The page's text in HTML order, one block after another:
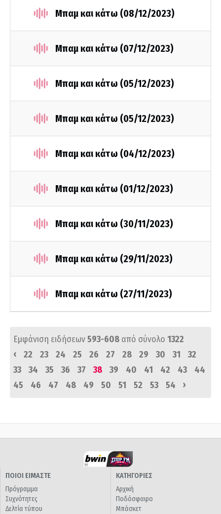
Μπαμ και κάτω (08/12/2023)
Μπαμ και κάτω (07/12/2023)
Μπαμ και κάτω (05/12/2023)
Μπαμ και κάτω (05/12/2023)
Μπαμ και κάτω (04/12/2023)
Μπαμ και κάτω (01/12/2023)
Μπαμ και κάτω (30/11/2023)
Μπαμ και κάτω (29/11/2023)
Μπαμ και κάτω (27/11/2023)
Εμφάνιση ειδήσεων593-608 από σύνολο 1322
‹
22 23 24 25 26 27 28 29 30 31
32
33
34 35 36 37 38 39 40 41 42 43
44
45
46 47 48 49 50 51 52 53 54 ›
ΠΟΙΟΙ ΕΙΜΑΣΤΕ
Πρόγραμμα
Συχνότητες
Δελτία τύπου
ΚΑΤΗΓΟΡΙΕΣ
Αρχική
Ποδόσφαιρο
Μπάσκετ